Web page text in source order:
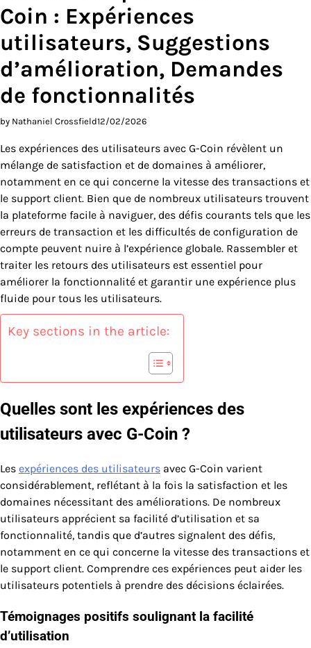
Coin : Expériences
utilisateurs, Suggestions
d’amélioration, Demandes
de fonctionnalités
by Nathaniel Crossfield12/02/2026
Les expériences des utilisateurs avec G-Coin révèlent un
mélange de satisfaction et de domaines à améliorer,
notamment en ce qui concerne la vitesse des transactions et
le support client. Bien que de nombreux utilisateurs trouvent
la plateforme facile à naviguer, des défis courants tels que les
erreurs de transaction et les difficultés de configuration de
compte peuvent nuire à l’expérience globale. Rassembler et
traiter les retours des utilisateurs est essentiel pour
améliorer la fonctionnalité et garantir une expérience plus
fluide pour tous les utilisateurs.
Key sections in the article:
Quelles sont les expériences des
utilisateurs avec G-Coin ?
Les expériences des utilisateurs avec G-Coin varient
considérablement, reflétant à la fois la satisfaction et les
domaines nécessitant des améliorations. De nombreux
utilisateurs apprécient sa facilité d’utilisation et sa
fonctionnalité, tandis que d’autres signalent des défis,
notamment en ce qui concerne la vitesse des transactions et
le support client. Comprendre ces expériences peut aider les
utilisateurs potentiels à prendre des décisions éclairées.
Témoignages positifs soulignant la facilité
d’utilisation